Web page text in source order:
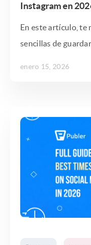
Instagram en
En este artículo, te
sencillas de
enero 15, 2026